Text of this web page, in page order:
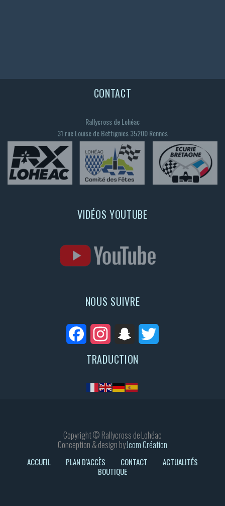
CONTACT
Rallycross de Lohéac
31 rue Louise de Bettignies 35200 Rennes
VIDÉOS YOUTUBE
NOUS SUIVRE
FacebookInstagramSnapchat
TRADUCTION
Copyright © Rallycross de Lohéac
Conception & design byJcom Création
ACCUEIL PLAN D’ACCÈS CONTACT
ACTUALITÉS
BOUTIQUE